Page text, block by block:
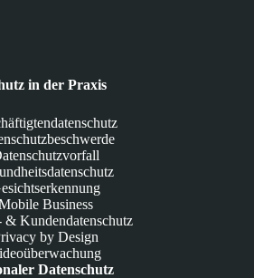
in der Praxis
Business
& Kundendatenschutz
by Design
Datenschutz